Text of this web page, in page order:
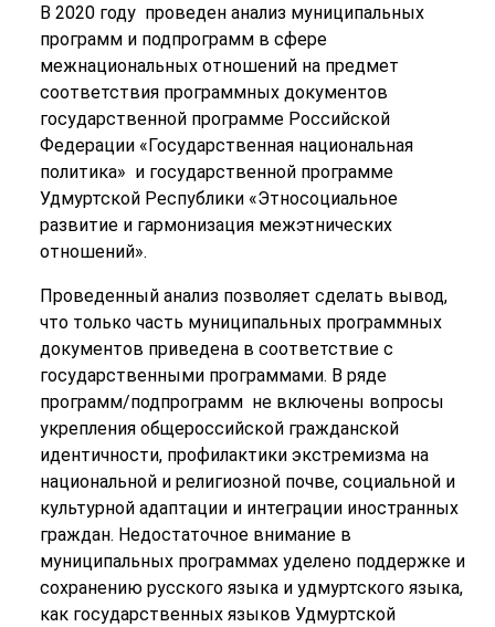
В 2020 году проведен анализ муниципальных
программ и подпрограмм в сфере
межнациональных отношений на предмет
соответствия программных документов
государственной программе Российской
Федерации «Государственная национальная
политика» и государственной программе
Удмуртской Республики «Этносоциальное
развитие и гармонизация межэтнических
отношений».
Проведенный анализ позволяет сделать вывод,
что только часть муниципальных программных
документов приведена в соответствие с
государственными программами. В ряде
программ/подпрограмм не включены вопросы
укрепления общероссийской гражданской
идентичности, профилактики экстремизма на
национальной и религиозной почве, социальной и
культурной адаптации и интеграции иностранных
граждан. Недостаточное внимание в
муниципальных программах уделено поддержке и
сохранению русского языка и удмуртского языка,
как государственных языков Удмуртской